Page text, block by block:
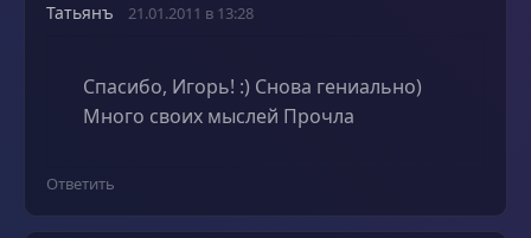
Татьянъ 21.01.2011 в 13:28
Спасибо, Игорь! :) Снова гениально)
Много своих мыслей Прочла
Ответить